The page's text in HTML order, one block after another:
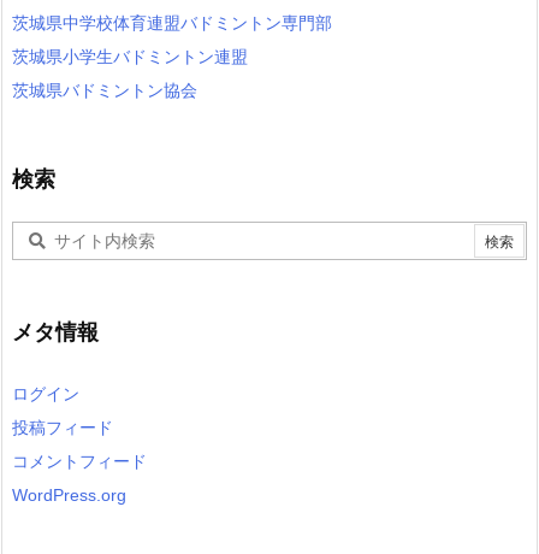
茨城県中学校体育連盟バドミントン専門部
茨城県小学生バドミントン連盟
茨城県バドミントン協会
検索
メタ情報
ログイン
投稿フィード
コメントフィード
WordPress.org